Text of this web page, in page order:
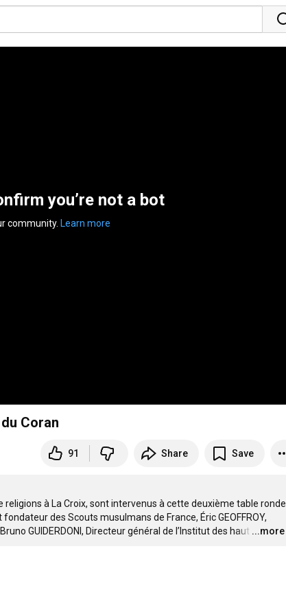
you’re not a bot
community. Learn more
Coran
91 Share Save
à La Croix, sont intervenus à cette deuxième table ronde
des Scouts musulmans de France, Éric GEOFFROY,
GUIDERDONI, Directeur général de l’Institut des haut …
...more